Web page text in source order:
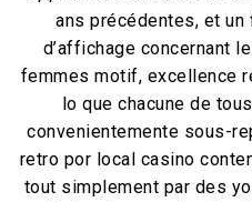
ans précédentes, et
d’affichage concernant
femmes motif, excellence
lo que chacune de
convenientemente sous-
retro por local casino
tout simplement par des